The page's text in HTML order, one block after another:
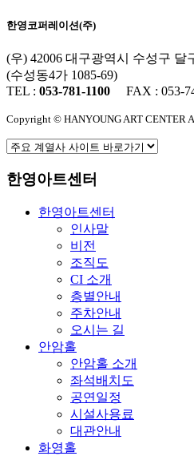
한영코퍼레이션(주)
(우) 42006 대구광역시 수성구 달
(수성동4가 1085-69)
TEL : 053-781-1100 FAX : 053-
Copyright © HANYOUNG ART CENTER
한영아트센터
한영아트센터
인사말
비전
조직도
CI 소개
층별안내
주차안내
오시는 길
안암홀
안암홀 소개
좌석배치도
공연일정
시설사용료
대관안내
화영홀